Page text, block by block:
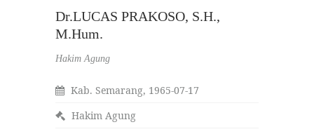
Dr.LUCAS PRAKOSO, S.H.,
M.Hum.
Hakim Agung
Kab. Semarang, 1965-07-17
Hakim Agung